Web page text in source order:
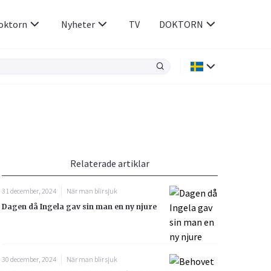
Rökavvänjning
Rörelseapparaten
Sex & Samliv
Sömn & Stress
Nyheter TV DOKTORN
Relaterade artiklar
31 december, 2024
När man blir sjuk
Dagen då Ingela gav sin man en ny njure
30 december, 2024
När man blir sjuk